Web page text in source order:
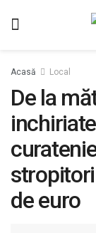
Acasă Local
De la
de euro